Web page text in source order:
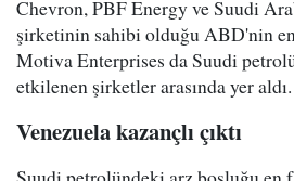
Chevron, PBF Energy ve Suudi
şirketinin sahibi olduğu ABD'nin
Motiva Enterprises da Suudi
etkilenen şirketler arasında yer aldı.
Venezuela kazançlı çıktı